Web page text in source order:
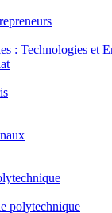
: Technologies et
polytechnique